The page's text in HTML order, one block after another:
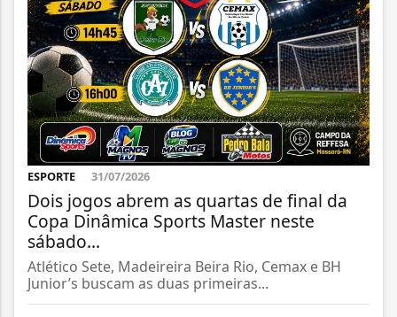
ESPORTE 31/07/2026
Dois jogos abrem as quartas de final da
Copa Dinâmica Sports Master neste
sábado...
Atlético Sete, Madeireira Beira Rio, Cemax e BH
Junior’s buscam as duas primeiras...